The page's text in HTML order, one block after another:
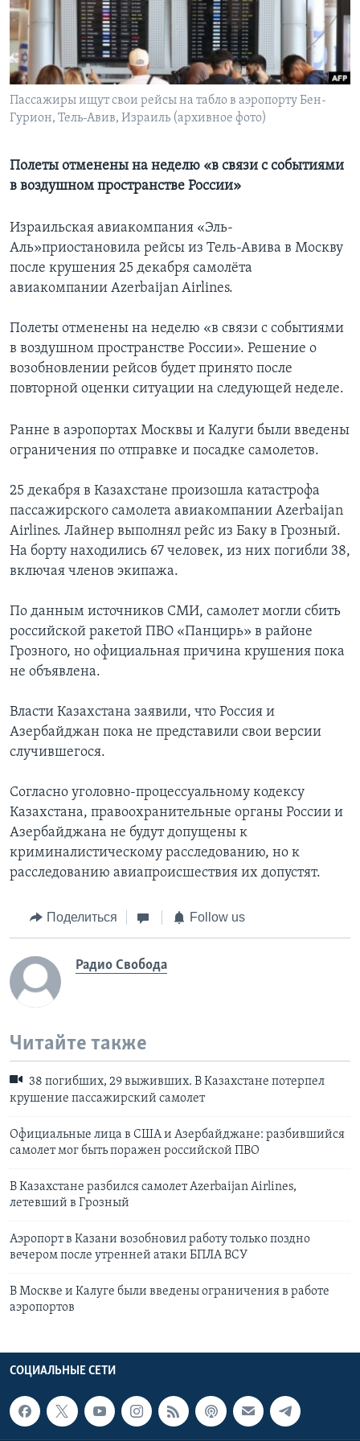
Learning English
СОЦИАЛЬНЫЕ СЕТИ
Пассажиры ищут свои рейсы на табло в аэропорту Бен-
Гурион, Тель-Авив, Израиль (архивное фото)
Полеты отменены на неделю «в связи с событиями
в воздушном пространстве России»
Израильская авиакомпания «Эль-
Аль»приостановила рейсы из Тель-Авива в Москву
после крушения 25 декабря самолёта
авиакомпании Azerbaijan Airlines.
Полеты отменены на неделю «в связи с событиями
в воздушном пространстве России». Решение о
возобновлении рейсов будет принято после
повторной оценки ситуации на следующей неделе.
Ранне в аэропортах Москвы и Калуги были введены
ограничения по отправке и посадке самолетов.
25 декабря в Казахстане произошла катастрофа
пассажирского самолета авиакомпании Azerbaijan
Airlines. Лайнер выполнял рейс из Баку в Грозный.
На борту находились 67 человек, из них погибли 38,
включая членов экипажа.
По данным источников СМИ, самолет могли сбить
российской ракетой ПВО «Панцирь» в районе
Грозного, но официальная причина крушения пока
не объявлена.
Власти Казахстана заявили, что Россия и
Азербайджан пока не представили свои версии
случившегося.
Согласно уголовно-процессуальному кодексу
Казахстана, правоохранительные органы России и
Азербайджана не будут допущены к
криминалистическому расследованию, но к
расследованию авиапроисшествия их допустят.
Поделиться Follow us
Радио Свобода
Читайте также
38 погибших, 29 выживших. В Казахстане потерпел
крушение пассажирский самолет
Официальные лица в США и Азербайджане: разбившийся
самолет мог быть поражен российской ПВО
В Казахстане разбился самолет Azerbaijan Airlines,
летевший в Грозный
Аэропорт в Казани возобновил работу только поздно
вечером после утренней атаки БПЛА ВСУ
В Москве и Калуге были введены ограничения в работе
аэропортов
СОЦИАЛЬНЫЕ СЕТИ